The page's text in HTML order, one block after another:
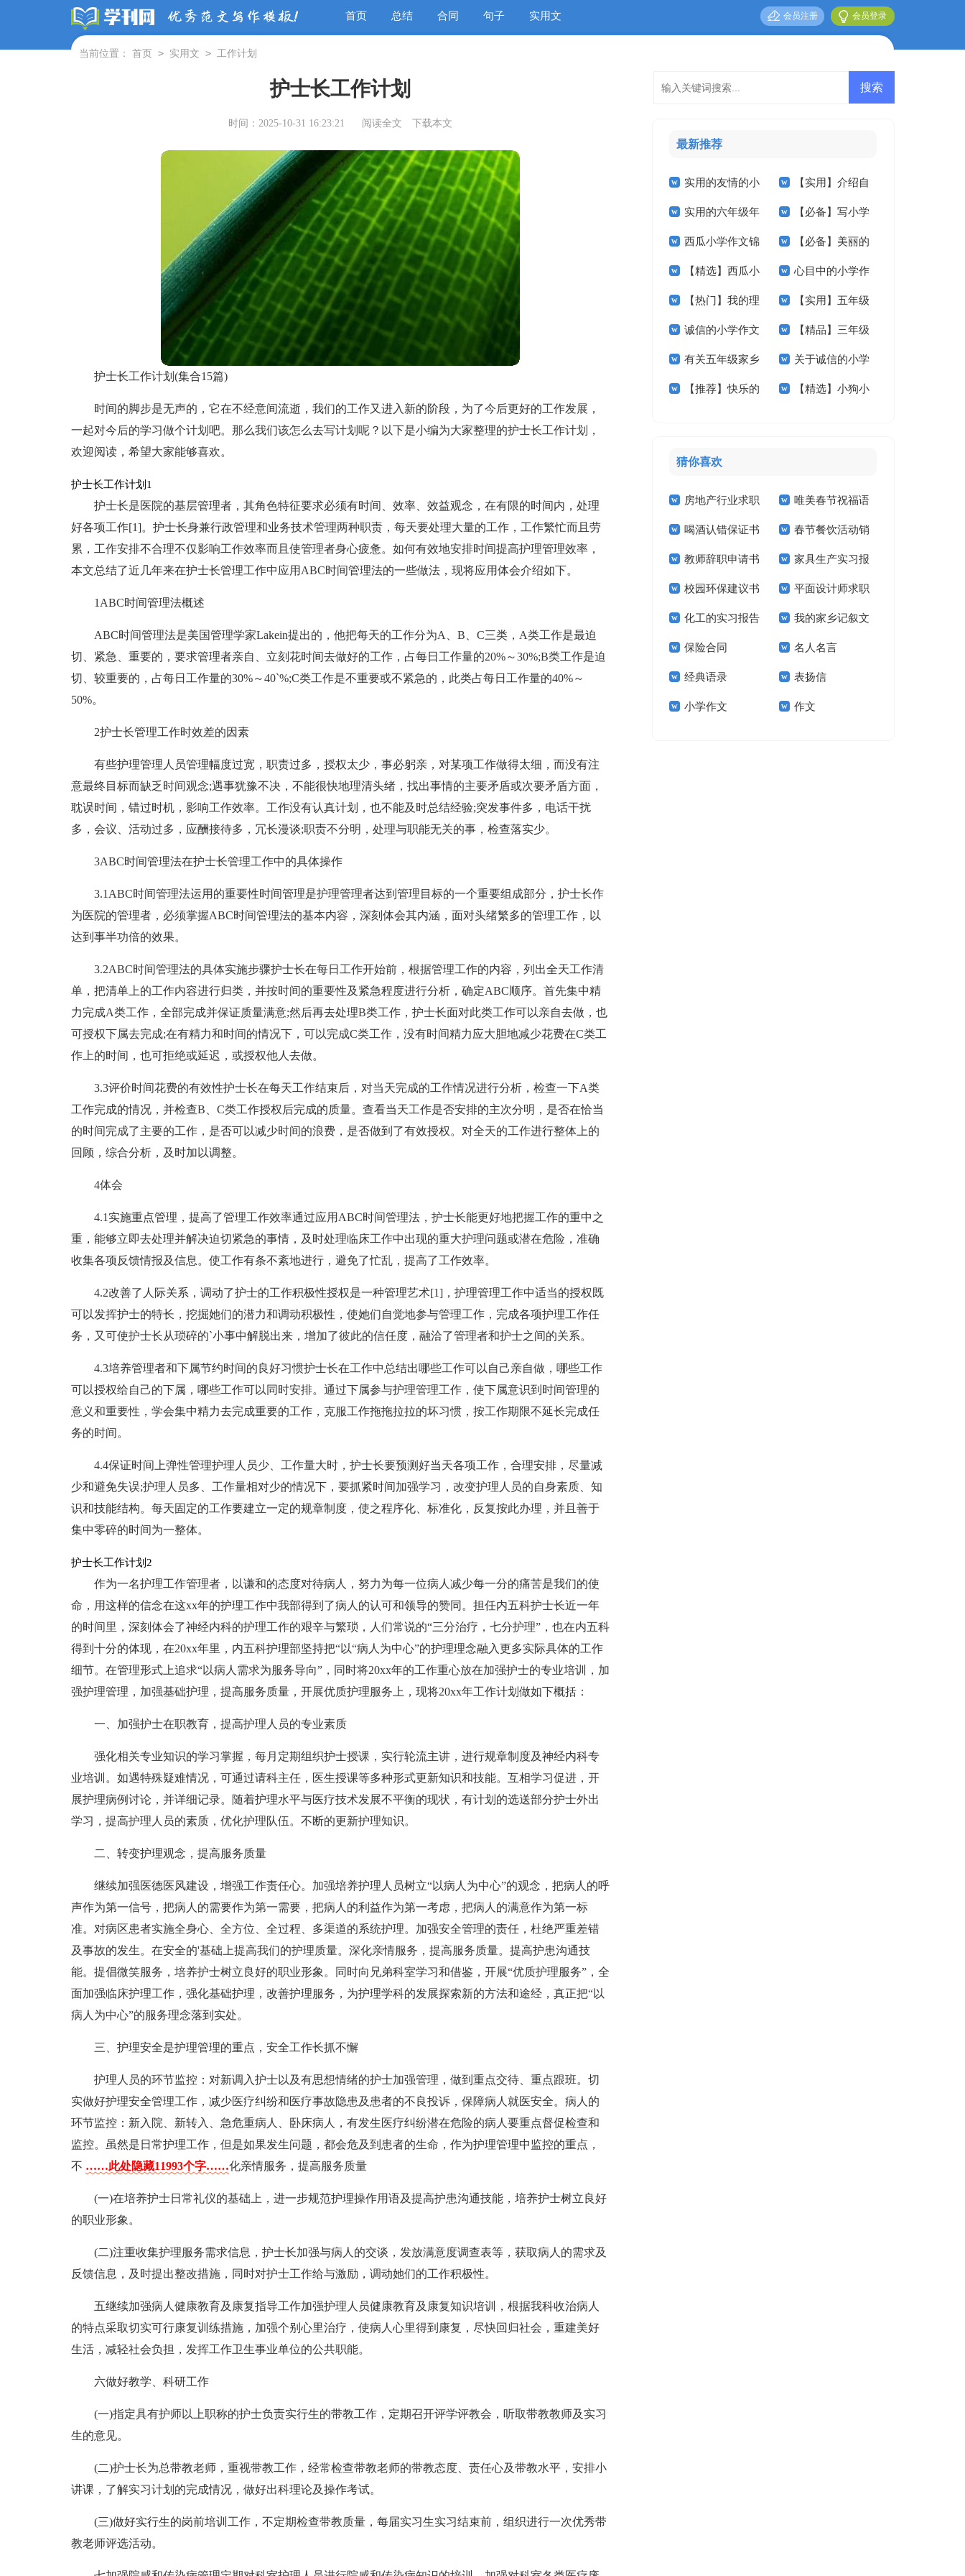
首页 总结 合同 句子 实用文 会员登录
会员注册
当前位置： 首页 > 实用文 > 工作计划
护士长工作计划
时间：2025-10-31 16:23:21 阅读全文 下载本文
护士长工作计划(集合15篇)
时间的脚步是无声的，它在不经意间流逝，我们的工作又进入新的阶段，为了今后更好的工作发展，
一起对今后的学习做个计划吧。那么我们该怎么去写计划呢？以下是小编为大家整理的护士长工作计划，
欢迎阅读，希望大家能够喜欢。
护士长工作计划1
护士长是医院的基层管理者，其角色特征要求必须有时间、效率、效益观念，在有限的时间内，处理
好各项工作[1]。护士长身兼行政管理和业务技术管理两种职责，每天要处理大量的工作，工作繁忙而且劳
累，工作安排不合理不仅影响工作效率而且使管理者身心疲惫。如何有效地安排时间提高护理管理效率，
本文总结了近几年来在护士长管理工作中应用ABC时间管理法的一些做法，现将应用体会介绍如下。
1ABC时间管理法概述
ABC时间管理法是美国管理学家Lakein提出的，他把每天的工作分为A、B、C三类，A类工作是最迫
切、紧急、重要的，要求管理者亲自、立刻花时间去做好的工作，占每日工作量的20%～30%;B类工作是迫
切、较重要的，占每日工作量的30%～40`%;C类工作是不重要或不紧急的，此类占每日工作量的40%～
50%。
2护士长管理工作时效差的因素
有些护理管理人员管理幅度过宽，职责过多，授权太少，事必躬亲，对某项工作做得太细，而没有注
意最终目标而缺乏时间观念;遇事犹豫不决，不能很快地理清头绪，找出事情的主要矛盾或次要矛盾方面，
耽误时间，错过时机，影响工作效率。工作没有认真计划，也不能及时总结经验;突发事件多，电话干扰
多，会议、活动过多，应酬接待多，冗长漫谈;职责不分明，处理与职能无关的事，检查落实少。
3ABC时间管理法在护士长管理工作中的具体操作
3.1ABC时间管理法运用的重要性时间管理是护理管理者达到管理目标的一个重要组成部分，护士长作
为医院的管理者，必须掌握ABC时间管理法的基本内容，深刻体会其内涵，面对头绪繁多的管理工作，以
达到事半功倍的效果。
3.2ABC时间管理法的具体实施步骤护士长在每日工作开始前，根据管理工作的内容，列出全天工作清
单，把清单上的工作内容进行归类，并按时间的重要性及紧急程度进行分析，确定ABC顺序。首先集中精
力完成A类工作，全部完成并保证质量满意;然后再去处理B类工作，护士长面对此类工作可以亲自去做，也
可授权下属去完成;在有精力和时间的情况下，可以完成C类工作，没有时间精力应大胆地减少花费在C类工
作上的时间，也可拒绝或延迟，或授权他人去做。
3.3评价时间花费的有效性护士长在每天工作结束后，对当天完成的工作情况进行分析，检查一下A类
工作完成的情况，并检查B、C类工作授权后完成的质量。查看当天工作是否安排的主次分明，是否在恰当
的时间完成了主要的工作，是否可以减少时间的浪费，是否做到了有效授权。对全天的工作进行整体上的
回顾，综合分析，及时加以调整。
4体会
4.1实施重点管理，提高了管理工作效率通过应用ABC时间管理法，护士长能更好地把握工作的重中之
重，能够立即去处理并解决迫切紧急的事情，及时处理临床工作中出现的重大护理问题或潜在危险，准确
收集各项反馈情报及信息。使工作有条不紊地进行，避免了忙乱，提高了工作效率。
4.2改善了人际关系，调动了护士的工作积极性授权是一种管理艺术[1]，护理管理工作中适当的授权既
可以发挥护士的特长，挖掘她们的潜力和调动积极性，使她们自觉地参与管理工作，完成各项护理工作任
务，又可使护士长从琐碎的`小事中解脱出来，增加了彼此的信任度，融洽了管理者和护士之间的关系。
4.3培养管理者和下属节约时间的良好习惯护士长在工作中总结出哪些工作可以自己亲自做，哪些工作
可以授权给自己的下属，哪些工作可以同时安排。通过下属参与护理管理工作，使下属意识到时间管理的
意义和重要性，学会集中精力去完成重要的工作，克服工作拖拖拉拉的坏习惯，按工作期限不延长完成任
务的时间。
4.4保证时间上弹性管理护理人员少、工作量大时，护士长要预测好当天各项工作，合理安排，尽量减
少和避免失误;护理人员多、工作量相对少的情况下，要抓紧时间加强学习，改变护理人员的自身素质、知
识和技能结构。每天固定的工作要建立一定的规章制度，使之程序化、标准化，反复按此办理，并且善于
集中零碎的时间为一整体。
护士长工作计划2
作为一名护理工作管理者，以谦和的态度对待病人，努力为每一位病人减少每一分的痛苦是我们的使
命，用这样的信念在这xx年的护理工作中我部得到了病人的认可和领导的赞同。担任内五科护士长近一年
的时间里，深刻体会了神经内科的护理工作的艰辛与繁琐，人们常说的“三分治疗，七分护理”，也在内五科
得到十分的体现，在20xx年里，内五科护理部坚持把“以“病人为中心”的护理理念融入更多实际具体的工作
细节。在管理形式上追求“以病人需求为服务导向”，同时将20xx年的工作重心放在加强护士的专业培训，加
强护理管理，加强基础护理，提高服务质量，开展优质护理服务上，现将20xx年工作计划做如下概括：
一、加强护士在职教育，提高护理人员的专业素质
强化相关专业知识的学习掌握，每月定期组织护士授课，实行轮流主讲，进行规章制度及神经内科专
业培训。如遇特殊疑难情况，可通过请科主任，医生授课等多种形式更新知识和技能。互相学习促进，开
展护理病例讨论，并详细记录。随着护理水平与医疗技术发展不平衡的现状，有计划的选送部分护士外出
学习，提高护理人员的素质，优化护理队伍。不断的更新护理知识。
二、转变护理观念，提高服务质量
继续加强医德医风建设，增强工作责任心。加强培养护理人员树立“以病人为中心”的观念，把病人的呼
声作为第一信号，把病人的需要作为第一需要，把病人的利益作为第一考虑，把病人的满意作为第一标
准。对病区患者实施全身心、全方位、全过程、多渠道的系统护理。加强安全管理的责任，杜绝严重差错
及事故的发生。在安全的'基础上提高我们的护理质量。深化亲情服务，提高服务质量。提高护患沟通技
能。提倡微笑服务，培养护士树立良好的职业形象。同时向兄弟科室学习和借鉴，开展“优质护理服务”，全
面加强临床护理工作，强化基础护理，改善护理服务，为护理学科的发展探索新的方法和途经，真正把“以
病人为中心”的服务理念落到实处。
三、护理安全是护理管理的重点，安全工作长抓不懈
护理人员的环节监控：对新调入护士以及有思想情绪的护士加强管理，做到重点交待、重点跟班。切
实做好护理安全管理工作，减少医疗纠纷和医疗事故隐患及患者的不良投诉，保障病人就医安全。病人的
环节监控：新入院、新转入、急危重病人、卧床病人，有发生医疗纠纷潜在危险的病人要重点督促检查和
监控。虽然是日常护理工作，但是如果发生问题，都会危及到患者的生命，作为护理管理中监控的重点，
不 ……此处隐藏11993个字……化亲情服务，提高服务质量
(一)在培养护士日常礼仪的基础上，进一步规范护理操作用语及提高护患沟通技能，培养护士树立良好
的职业形象。
(二)注重收集护理服务需求信息，护士长加强与病人的交谈，发放满意度调查表等，获取病人的需求及
反馈信息，及时提出整改措施，同时对护士工作给与激励，调动她们的工作积极性。
五继续加强病人健康教育及康复指导工作加强护理人员健康教育及康复知识培训，根据我科收治病人
的特点采取切实可行康复训练措施，加强个别心里治疗，使病人心里得到康复，尽快回归社会，重建美好
生活，减轻社会负担，发挥工作卫生事业单位的公共职能。
六做好教学、科研工作
(一)指定具有护师以上职称的护士负责实行生的带教工作，定期召开评学评教会，听取带教教师及实习
生的意见。
(二)护士长为总带教老师，重视带教工作，经常检查带教老师的带教态度、责任心及带教水平，安排小
讲课，了解实习计划的完成情况，做好出科理论及操作考试。
(三)做好实行生的岗前培训工作，不定期检查带教质量，每届实习生实习结束前，组织进行一次优秀带
教老师评选活动。
最新推荐
实用的友情的小
学作文七篇
【实用】介绍自
己小学作文9篇
实用的六年级年
的作文300字汇编6
篇
【必备】写小学
的作文七篇
西瓜小学作文锦
集九篇
【必备】美丽的
小学作文六篇
【精选】西瓜小
学作文合集七篇
心目中的小学作
文4篇
【热门】我的理
想小学作文4篇
【实用】五年级
家乡的作文锦集六篇
诚信的小学作文
汇总六篇
【精品】三年级
秋天作文四篇
有关五年级家乡
的作文集锦6篇
关于诚信的小学
作文合集10篇
【推荐】快乐的 【精选】小狗小
猜你喜欢
房地产行业求职
信
唯美春节祝福语
喝酒认错保证书 春节餐饮活动销
售工作计划
教师辞职申请书 家具生产实习报
告
校园环保建议书 平面设计师求职
信14篇
化工的实习报告 我的家乡记叙文
15篇
保险合同 名人名言
经典语录 表扬信
小学作文 作文